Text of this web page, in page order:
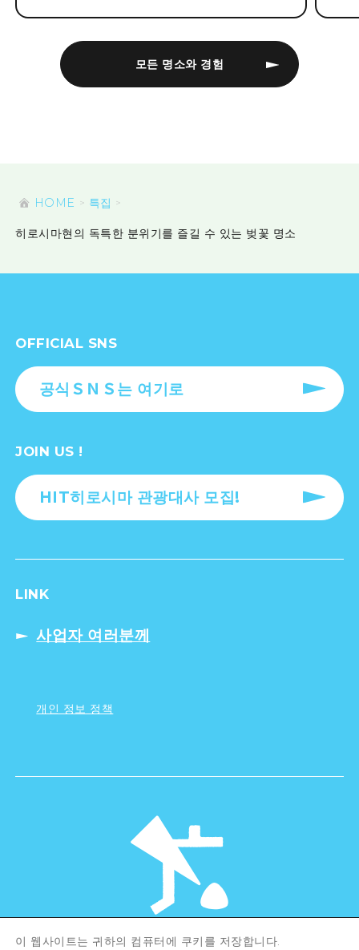
모든 명소와 경험
HOME 특집
히로시마현의 독특한 분위기를 즐길 수 있는 벚꽃 명소
OFFICIAL SNS
공식ＳＮＳ는 여기로
JOIN US !
HIT히로시마 관광대사 모집!
LINK
사업자 여러분께
개인 정보 정책
©Hiroshima Tourism Association /
이 웹사이트는 귀하의 컴퓨터에 쿠키를 저장합니다.